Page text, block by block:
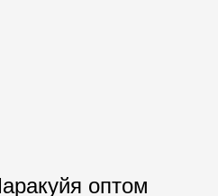
оптом